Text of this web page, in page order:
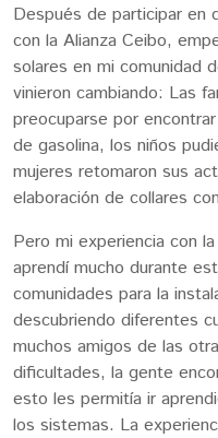
Después de participar en
con la Alianza Ceibo,
solares en mi comunidad
vinieron cambiando: Las
preocuparse por
de gasolina, los niños
mujeres retomaron sus
elaboración de collares
Pero mi experiencia con
aprendí mucho durante
comunidades para la
descubriendo diferentes
muchos amigos de las
dificultades, la gente
esto les permitía ir
los sistemas. La